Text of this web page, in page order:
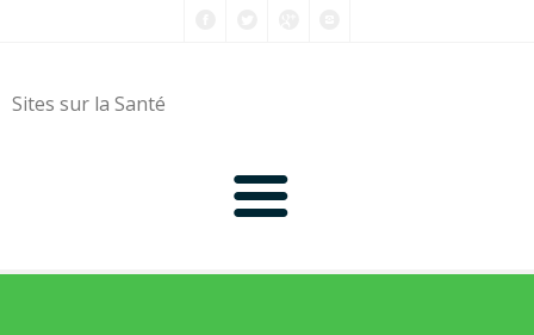
Sites sur la Santé
0-9